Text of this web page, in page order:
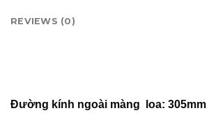
REVIEWS (0)
Đường kính ngoài màng loa: 305mm